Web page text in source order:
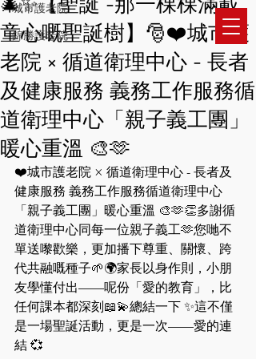
​城市護老之家有限公司
​城市護老之家(皇冠)有限公司
城市護老院
錦勝護老院
童心嘅聖誕樹】🎅❤️城市護
老院 × 循道衛理中心 - 長者
及健康服務 義務工作服務循
道衛理中心「親子義工團」
暖心重溫 🎨🫶
❤️城市護老院 × 循道衛理中心 - 長者及
健康服務 義務工作服務循道衛理中心
「親子義工團」暖心重溫 🎨🫶👏多謝循
道衛理中心同每一位親子義工🫶您哋不
單送嚟歡樂，更加播下尊重、關懷、跨
代共融嘅種子🌱🌍家長以身作則，小朋
友學懂付出——呢份「愛的教育」，比
任何課本都深刻📖💫總結一下 ✨這不僅
是一場聖誕活動，更是一次——愛的連
結 💞